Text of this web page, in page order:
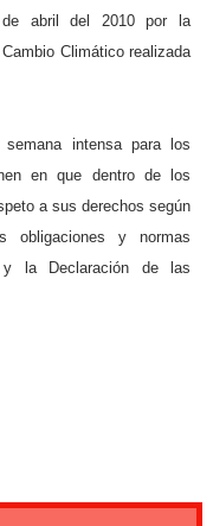
abril del 2010 por la
Climático realizada
intensa para los
en que dentro de los
a sus derechos según
obligaciones y normas
y la Declaración de las